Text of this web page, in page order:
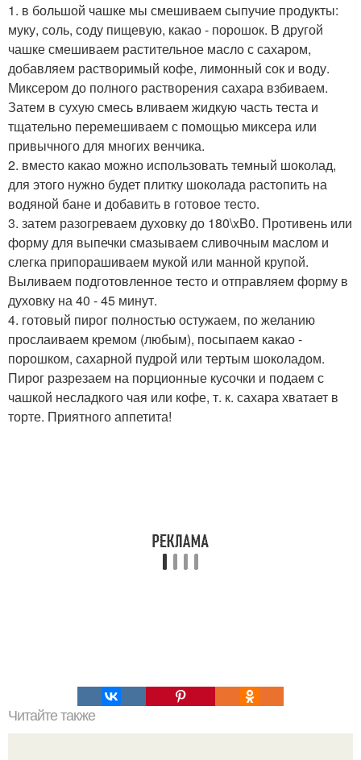
1. в большой чашке мы смешиваем сыпучие продукты:
муку, соль, соду пищевую, какао - порошок. В другой
чашке смешиваем растительное масло с сахаром,
добавляем растворимый кофе, лимонный сок и воду.
Миксером до полного растворения сахара взбиваем.
Затем в сухую смесь вливаем жидкую часть теста и
тщательно перемешиваем с помощью миксера или
привычного для многих венчика.
2. вместо какао можно использовать темный шоколад,
для этого нужно будет плитку шоколада растопить на
водяной бане и добавить в готовое тесто.
3. затем разогреваем духовку до 180\xB0. Противень или
форму для выпечки смазываем сливочным маслом и
слегка припорашиваем мукой или манной крупой.
Выливаем подготовленное тесто и отправляем форму в
духовку на 40 - 45 минут.
4. готовый пирог полностью остужаем, по желанию
прослаиваем кремом (любым), посыпаем какао -
порошком, сахарной пудрой или тертым шоколадом.
Пирог разрезаем на порционные кусочки и подаем с
чашкой несладкого чая или кофе, т. к. сахара хватает в
торте. Приятного аппетита!
Читайте также